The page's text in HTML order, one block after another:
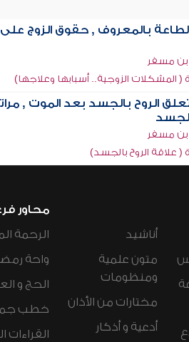
بالمعروف , حقوق الزوج على
مسفر
المشكلات الزوجية.. أسبابها وعلاجها)
الروح بالجسد بعد الموت ,
مسفر
علاقة الروح بالجسد)
أناشيد
متون علمية
ومنظومات
مختارات من الأذان
أدعية و أذكار
محاور
الرحمة
واحة
الحج و
خطب
القراءات